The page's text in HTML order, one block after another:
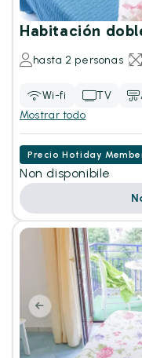
Habitación
hasta 2 personas
Wi-fi TV
Mostrar todo
Precio Hotiday
Non disponibile